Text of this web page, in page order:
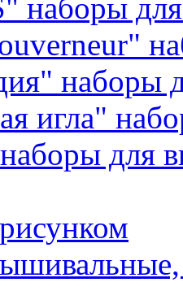
наборы
наборы
игла"
для